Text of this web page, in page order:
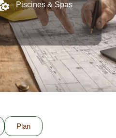
Piscines & Spas
Plan